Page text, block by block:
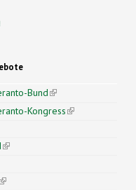
Bund(link is
external)
Kongress(link is
external)
(link is external)
external)
(link is external)